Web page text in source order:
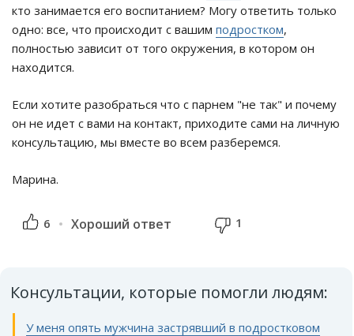
кто занимается его воспитанием? Могу ответить только
одно: все, что происходит с вашим подростком,
полностью зависит от того окружения, в котором он
находится.
Если хотите разобраться что с парнем "не так" и почему
он не идет с вами на контакт, приходите сами на личную
консультацию, мы вместе во всем разберемся.
Марина.
6 Хороший ответ 1
Консультации, которые помогли людям:
У меня опять мужчина застрявший в подростковом